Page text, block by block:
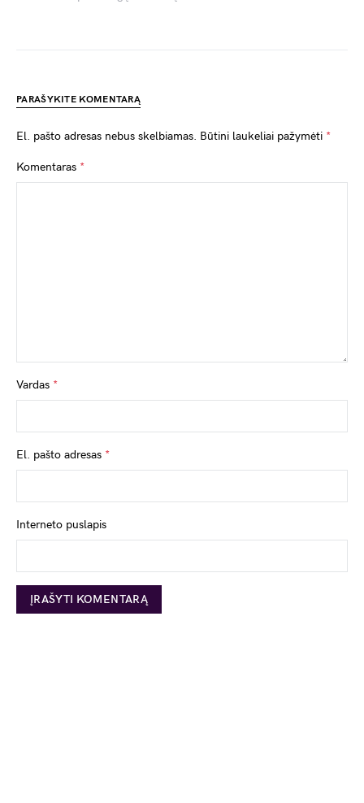
PARAŠYKITE KOMENTARĄ
El. pašto adresas nebus skelbiamas. Būtini laukeliai pažymėti *
Komentaras *
Vardas *
El. pašto adresas *
Interneto puslapis